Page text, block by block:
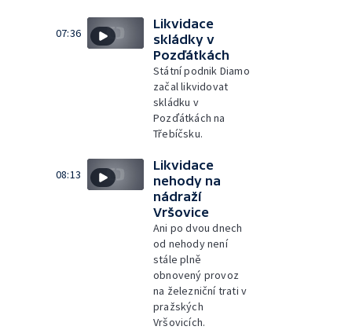
07:36
Likvidace
skládky v
Pozďátkách
Státní podnik Diamo
začal likvidovat
skládku v
Pozďátkách na
Třebíčsku.
08:13
Likvidace
nehody na
nádraží
Vršovice
Ani po dvou dnech
od nehody není
stále plně
obnovený provoz
na železniční trati v
pražských
Vršovicích.